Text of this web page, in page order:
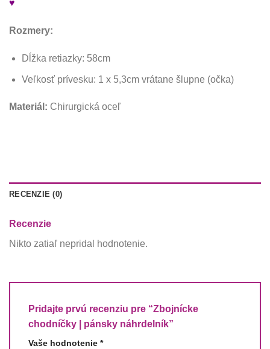
♥
Rozmery:
Dĺžka retiazky: 58cm
Veľkosť prívesku: 1 x 5,3cm vrátane šlupne (očka)
Materiál: Chirurgická oceľ
RECENZIE (0)
Recenzie
Nikto zatiaľ nepridal hodnotenie.
Pridajte prvú recenziu pre “Zbojnícke
chodníčky | pánsky náhrdelník”
Vaše hodnotenie *